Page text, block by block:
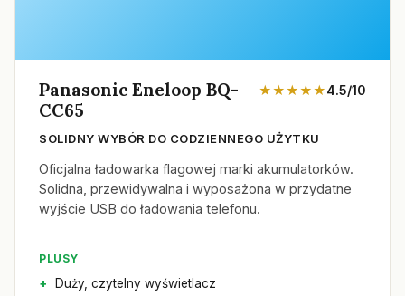
Panasonic Eneloop BQ-
CC65
★★★★★4.5/10
SOLIDNY WYBÓR DO CODZIENNEGO UŻYTKU
Oficjalna ładowarka flagowej marki akumulatorków.
Solidna, przewidywalna i wyposażona w przydatne
wyjście USB do ładowania telefonu.
PLUSY
Duży, czytelny wyświetlacz